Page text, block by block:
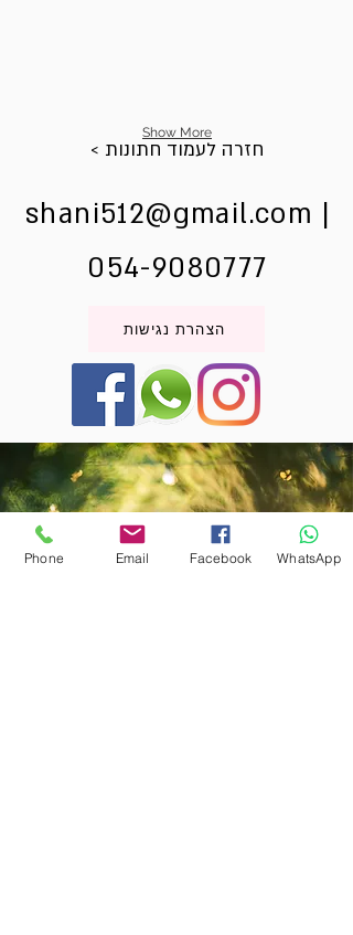
Show More
< חזרה לעמוד חתונות
shani512@gmail.com |
054-9080777
הצהרת נגישות
Phone Email Facebook WhatsApp